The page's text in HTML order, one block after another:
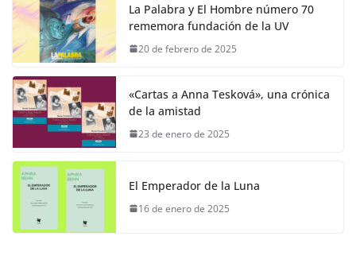
La Palabra y El Hombre número 70
rememora fundación de la UV
20 de febrero de 2025
«Cartas a Anna Tesková», una crónica
de la amistad
23 de enero de 2025
El Emperador de la Luna
16 de enero de 2025